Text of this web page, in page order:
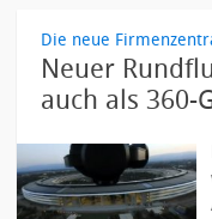
Die neue
Neuer
auch als 360-